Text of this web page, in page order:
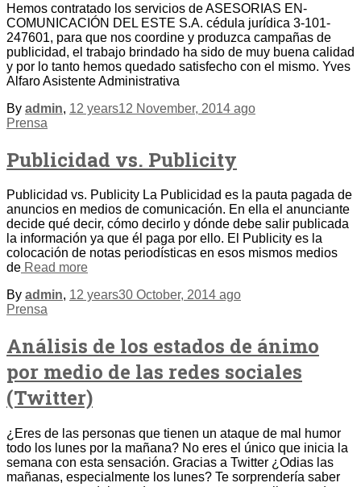
Hemos contratado los servicios de ASESORIAS EN-
COMUNICACIÓN DEL ESTE S.A. cédula jurídica 3-101-
247601, para que nos coordine y produzca campañas de
publicidad, el trabajo brindado ha sido de muy buena calidad
y por lo tanto hemos quedado satisfecho con el mismo. Yves
Alfaro Asistente Administrativa
By admin, 12 years12 November, 2014 ago
Prensa
Publicidad vs. Publicity
Publicidad vs. Publicity La Publicidad es la pauta pagada de
anuncios en medios de comunicación. En ella el anunciante
decide qué decir, cómo decirlo y dónde debe salir publicada
la información ya que él paga por ello. El Publicity es la
colocación de notas periodísticas en esos mismos medios
de Read more
By admin, 12 years30 October, 2014 ago
Prensa
Análisis de los estados de ánimo
por medio de las redes sociales
(Twitter)
¿Eres de las personas que tienen un ataque de mal humor
todo los lunes por la mañana? No eres el único que inicia la
semana con esta sensación. Gracias a Twitter ¿Odias las
mañanas, especialmente los lunes? Te sorprendería saber